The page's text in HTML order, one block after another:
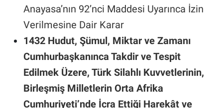
Anayasa’nın 92’nci Maddesi Uyarınca İzin
Verilmesine Dair Karar
1432 Hudut, Şümul, Miktar ve Zamanı
Cumhurbaşkanınca Takdir ve Tespit
Edilmek Üzere, Türk Silahlı Kuvvetlerinin,
Birleşmiş Milletlerin Orta Afrika
Cumhuriyeti’nde İcra Ettiği Harekât ve